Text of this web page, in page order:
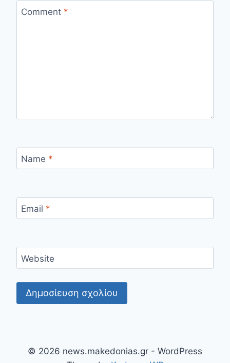
Comment *
Name *
Email *
Website
© 2026 news.makedonias.gr - WordPress